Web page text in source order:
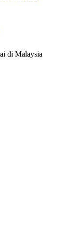
di Malaysia